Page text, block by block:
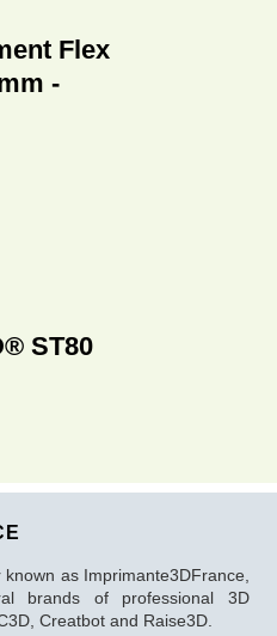
Flex
-
ST80
as Imprimante3DFrance,
brands of professional 3D
Creatbot and Raise3D.